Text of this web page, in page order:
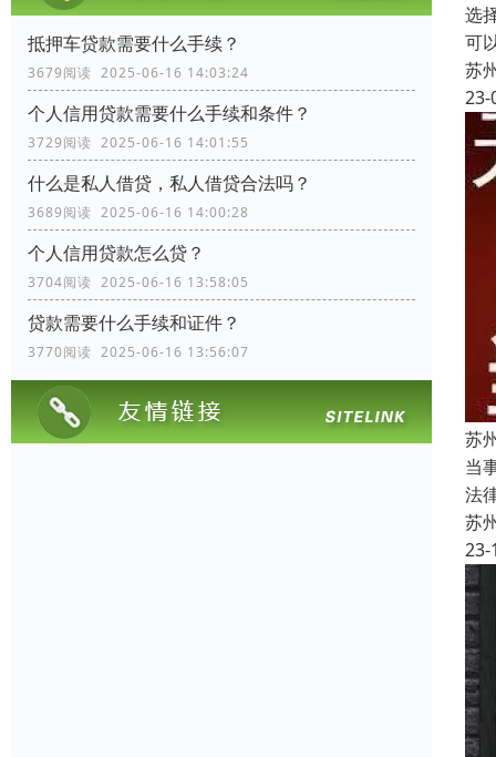
抵押车贷款需要什么手续？
3679阅读 2025-06-16 14:03:24
个人信用贷款需要什么手续和条件？
3729阅读 2025-06-16 14:01:55
什么是私人借贷，私人借贷合法吗？
3689阅读 2025-06-16 14:00:28
个人信用贷款怎么贷？
3704阅读 2025-06-16 13:58:05
贷款需要什么手续和证件？
3770阅读 2025-06-16 13:56:07
选
可
苏
23-
苏
当
法
苏
23-